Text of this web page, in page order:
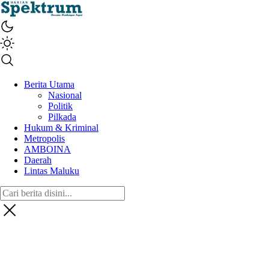
spektrumonline.com
Berita Utama
Nasional
Politik
Pilkada
Hukum & Kriminal
Metropolis
AMBOINA
Daerah
Lintas Maluku